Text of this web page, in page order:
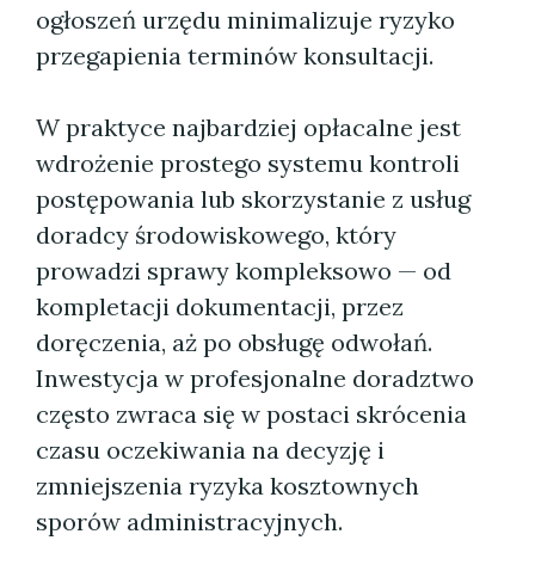
ogłoszeń urzędu minimalizuje ryzyko
przegapienia terminów konsultacji.
W praktyce najbardziej opłacalne jest
wdrożenie prostego systemu kontroli
postępowania lub skorzystanie z usług
doradcy środowiskowego, który
prowadzi sprawy kompleksowo — od
kompletacji dokumentacji, przez
doręczenia, aż po obsługę odwołań.
Inwestycja w profesjonalne doradztwo
często zwraca się w postaci skrócenia
czasu oczekiwania na decyzję i
zmniejszenia ryzyka kosztownych
sporów administracyjnych.